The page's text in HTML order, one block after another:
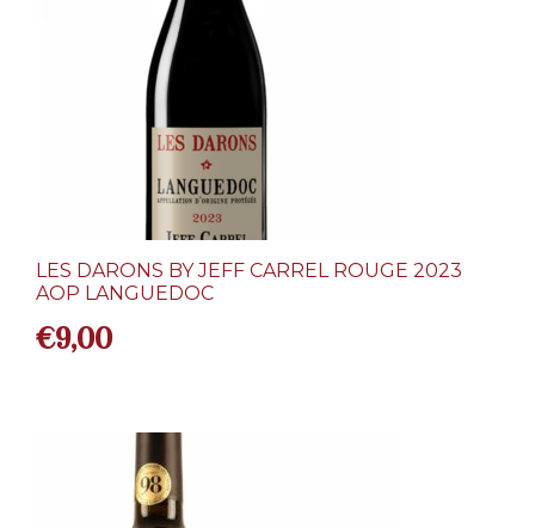
LES DARONS BY JEFF CARREL ROUGE 2023
AOP LANGUEDOC
€9,00